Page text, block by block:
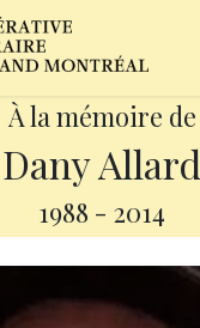
À la mémoire de
Dany Allard
1988 - 2014